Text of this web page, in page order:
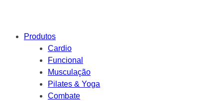
Produtos
Cardio
Funcional
Musculação
Pilates & Yoga
Combate